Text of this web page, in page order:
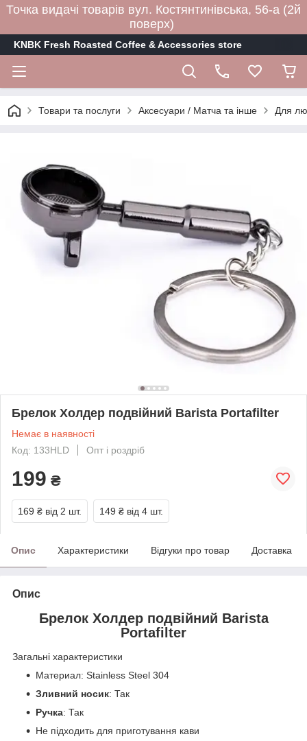
Точка видачі товарів вул. Костянтинівська, 56-а (2й
поверх)
KNBK Fresh Roasted Coffee & Accessories store
Товари та послуги Аксесуари / Матча та інше Для
Брелок Холдер подвійний Barista Portafilter
Немає в наявності
Код: 133HLD
Опт і роздріб
199 ₴
169 ₴ від 2 шт. 149 ₴ від 4 шт.
Опис Характеристики Відгуки про товар Доставка
Опис
Брелок Холдер подвійний Barista
Portafilter
Загальні характеристики
Материал: Stainless Steel 304
Зливний носик: Так
Ручка: Так
Не підходить для приготування кави